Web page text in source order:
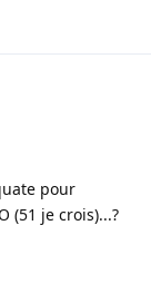
pour
(51 je crois)...?